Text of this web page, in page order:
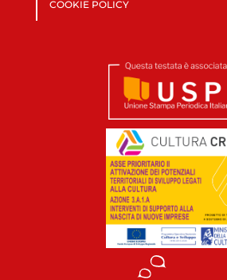
COOKIE POLICY